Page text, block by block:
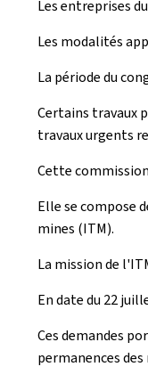
Les entreprises
Les modalités
La période du
Certains travaux
travaux urgents
Cette
Elle se compose
mines (ITM).
La mission de
En date du 22
Ces demandes
permanences